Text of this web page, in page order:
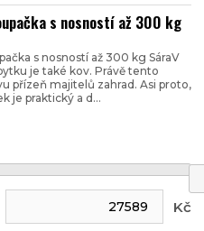
s nosností až 300 kg
s nosností až 300 kg SáraV
je také kov. Právě tento
přízeň majitelů zahrad. Asi proto,
je praktický a d...
Kč